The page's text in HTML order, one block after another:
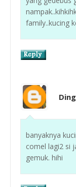
family..kucing
banyaknya
comel lagi2 si
gemuk. hihi